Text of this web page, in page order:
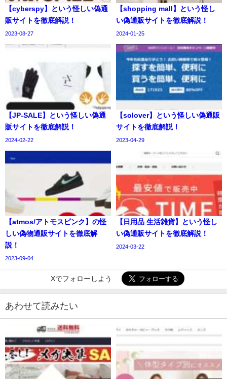
【cyberspy】という怪しい偽通
販サイトを徹底解説！
2023-08-27
【shopping mall】という怪し
い偽通販サイトを徹底解説！
2024-01-25
【JP-SALE】という怪しい偽通
販サイトを徹底解説！
2024-02-22
【solover】という怪しい偽通販
サイトを徹底解説！
2023-04-29
【atmos/アトモスピンク】の怪
しい偽物通販サイトを徹底解
説！
2023-09-04
【日用品 生活雑貨】という怪し
い偽通販サイトを徹底解説！
2024-03-22
Xでフォローしよう
あわせて読みたい